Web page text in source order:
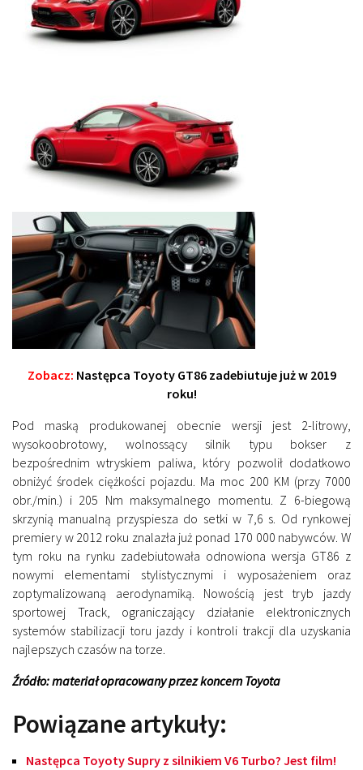
Zobacz: Następca Toyoty GT86 zadebiutuje już w 2019
roku!
Pod maską produkowanej obecnie wersji jest 2-litrowy,
wysokoobrotowy, wolnossący silnik typu bokser z
bezpośrednim wtryskiem paliwa, który pozwolił dodatkowo
obniżyć środek ciężkości pojazdu. Ma moc 200 KM (przy 7000
obr./min.) i 205 Nm maksymalnego momentu. Z 6-biegową
skrzynią manualną przyspiesza do setki w 7,6 s. Od rynkowej
premiery w 2012 roku znalazła już ponad 170 000 nabywców. W
tym roku na rynku zadebiutowała odnowiona wersja GT86 z
nowymi elementami stylistycznymi i wyposażeniem oraz
zoptymalizowaną aerodynamiką. Nowością jest tryb jazdy
sportowej Track, ograniczający działanie elektronicznych
systemów stabilizacji toru jazdy i kontroli trakcji dla uzyskania
najlepszych czasów na torze.
Źródło: materiał opracowany przez koncern Toyota
Powiązane artykuły:
Następca Toyoty Supry z silnikiem V6 Turbo? Jest film!